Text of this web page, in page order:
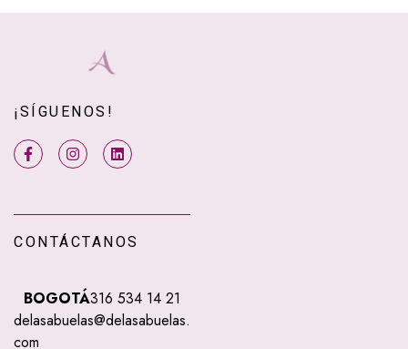
¡SÍGUENOS!
CONTÁCTANOS
BOGOTÁ316 534 14 21
delasabuelas@delasabuelas.
com